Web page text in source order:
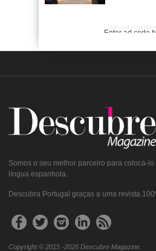
Enter ad code
Somos o seu melhor parceiro para colocá-
língua espanhola.
Descubra Portugal graças a uma revista
Copyright © 2015 -2026 Descubre Magazine.